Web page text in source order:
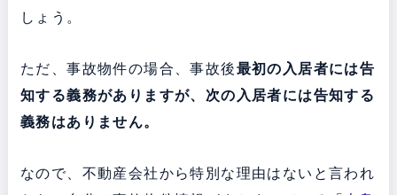
しょう。
ただ、事故物件の場合、事故後最初の入居者には告
知する義務がありますが、次の入居者には告知する
義務はありません。
なので、不動産会社から特別な理由はないと言われ